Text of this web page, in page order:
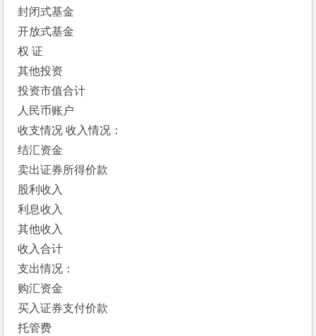
封闭式基金
开放式基金
权 证
其他投资
投资市值合计
人民币账户
收支情况 收入情况：
结汇资金
卖出证券所得价款
股利收入
利息收入
其他收入
收入合计
支出情况：
购汇资金
买入证券支付价款
托管费